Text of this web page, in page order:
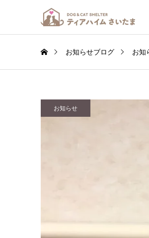
お知らせブログ お知
お知らせ